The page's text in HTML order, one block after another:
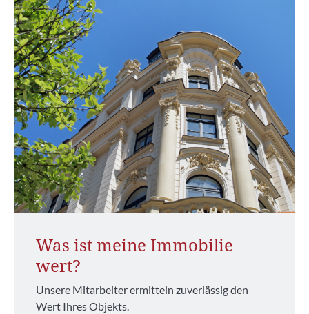
Was ist meine Immobilie
wert?
Unsere Mitarbeiter ermitteln zuverlässig den
Wert Ihres Objekts.